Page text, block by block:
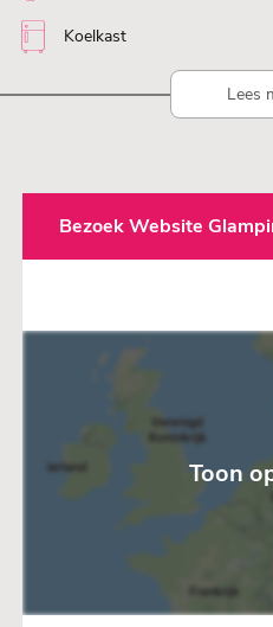
Koelkast
Lees
Bezoek Website
Toon